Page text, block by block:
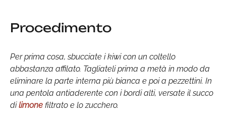
Procedimento
Per prima cosa, sbucciate i kiwi con un coltello
abbastanza affilato. Tagliateli prima a metà in modo da
eliminare la parte interna più bianca e poi a pezzettini. In
una pentola antiaderente con i bordi alti, versate il succo
dilimone filtrato e lo zucchero.